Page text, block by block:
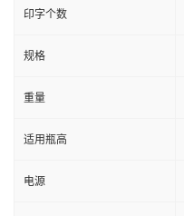
印字个数
规格
重量
适用瓶高
电源